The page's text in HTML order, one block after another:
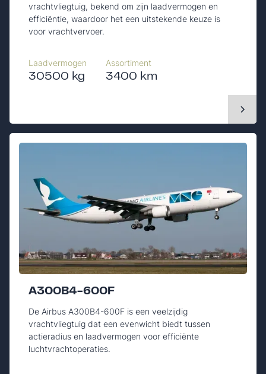
vrachtvliegtuig, bekend om zijn laadvermogen en
efficiëntie, waardoor het een uitstekende keuze is
voor vrachtvervoer.
Laadvermogen
30500 kg
Assortiment
3400 km
A300B4-600F
De Airbus A300B4-600F is een veelzijdig
vrachtvliegtuig dat een evenwicht biedt tussen
actieradius en laadvermogen voor efficiënte
luchtvrachtoperaties.